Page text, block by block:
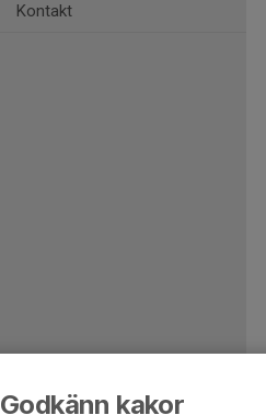
Kontakt
Godkänn kakor